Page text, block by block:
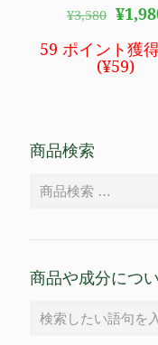
4.79
¥3,580 元
価
格
は
¥
59 ポイント獲
(¥59)
商品検索
商品や成分につ